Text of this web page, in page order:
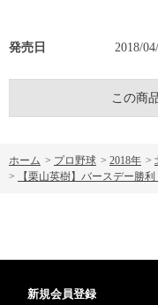
発売日 2018/
この商
ホーム > プロ野球 > 2018年 >
>
【栗山英樹】バースデー勝利
新規会員登録